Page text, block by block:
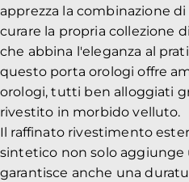
apprezza la combinazione
curare la propria collezione
che abbina l'eleganza al
questo porta orologi offre
orologi, tutti ben alloggiati
rivestito in morbido velluto.
Il raffinato rivestimento
sintetico non solo aggiunge
garantisce anche una